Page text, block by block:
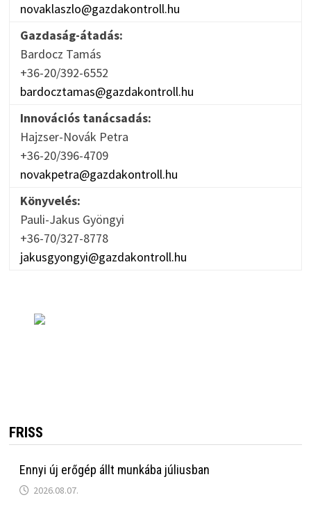
novaklaszlo@gazdakontroll.hu
Gazdaság-átadás:
Bardocz Tamás
+36-20/392-6552
bardocztamas@gazdakontroll.hu
Innovációs tanácsadás:
Hajzser-Novák Petra
+36-20/396-4709
novakpetra@gazdakontroll.hu
Könyvelés:
Pauli-Jakus Gyöngyi
+36-70/327-8778
jakusgyongyi@gazdakontroll.hu
FRISS
Ennyi új erőgép állt munkába júliusban
2026.08.07.